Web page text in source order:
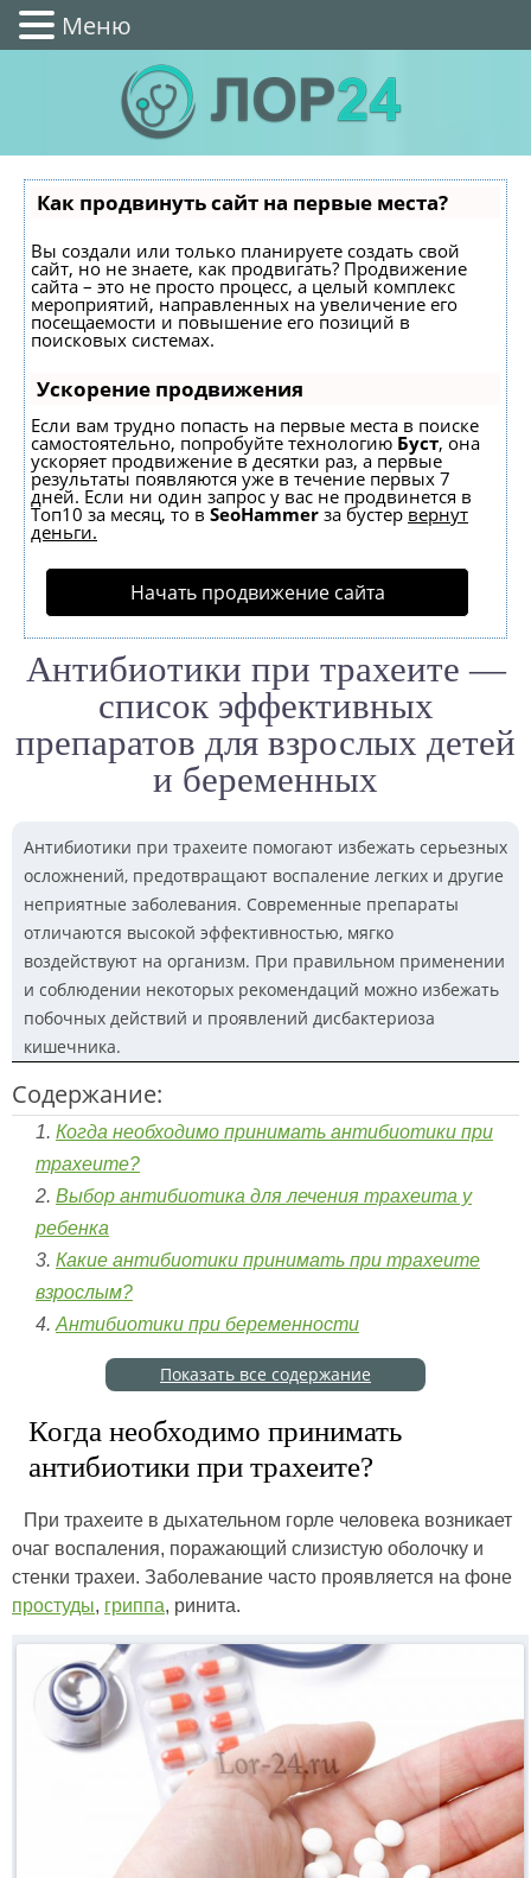
Как продвинуть сайт на первые места?
Вы создали или только планируете создать свой
сайт, но не знаете, как продвигать? Продвижение
сайта – это не просто процесс, а целый комплекс
мероприятий, направленных на увеличение его
посещаемости и повышение его позиций в
поисковых системах.
Ускорение продвижения
Если вам трудно попасть на первые места в поиске
самостоятельно, попробуйте технологию Буст, она
ускоряет продвижение в десятки раз, а первые
результаты появляются уже в течение первых 7
дней. Если ни один запрос у вас не продвинется в
Топ10 за месяц, то в SeoHammer за бустер вернут
деньги.
Начать продвижение сайта
Антибиотики при трахеите —
список эффективных
препаратов для взрослых детей
и беременных
Антибиотики при трахеите помогают избежать серьезных
осложнений, предотвращают воспаление легких и другие
неприятные заболевания. Современные препараты
отличаются высокой эффективностью, мягко
воздействуют на организм. При правильном применении
и соблюдении некоторых рекомендаций можно избежать
побочных действий и проявлений дисбактериоза
кишечника.
Содержание:
Когда необходимо принимать антибиотики при
трахеите?
Выбор антибиотика для лечения трахеита у
ребенка
Какие антибиотики принимать при трахеите
взрослым?
Антибиотики при беременности
Показать все содержание
Когда необходимо принимать
антибиотики при трахеите?
При трахеите в дыхательном горле человека возникает
очаг воспаления, поражающий слизистую оболочку и
стенки трахеи. Заболевание часто проявляется на фоне
простуды, гриппа, ринита.
Меню